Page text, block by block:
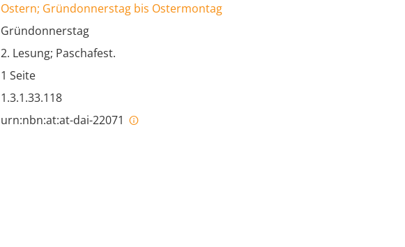
Ostern; Gründonnerstag bis Ostermontag
Gründonnerstag
2. Lesung; Paschafest.
1 Seite
1.3.1.33.118
urn:nbn:at:at-dai-22071